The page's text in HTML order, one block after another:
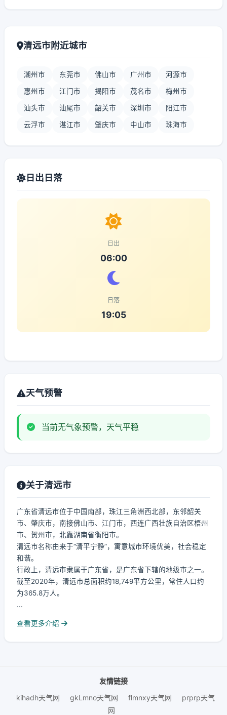
清远市附近城市
潮州市 东莞市 佛山市 广州市 河源市
惠州市 江门市 揭阳市 茂名市 梅州市
汕头市 汕尾市 韶关市 深圳市 阳江市
云浮市 湛江市 肇庆市 中山市 珠海市
日出日落
日出
06:00
日落
19:05
天气预警
当前无气象预警，天气平稳
关于清远市
广东省清远市位于中国南部，珠江三角洲西北部，东邻韶关
市、肇庆市，南接佛山市、江门市，西连广西壮族自治区梧州
市、贺州市，北靠湖南省衡阳市。
清远市名称由来于“清平宁静”，寓意城市环境优美，社会稳定
和谐。
行政上，清远市隶属于广东省，是广东省下辖的地级市之一。
截至2020年，清远市总面积约18,749平方公里，常住人口约
为365.8万人。
...
查看更多介绍
友情链接
kihadh天气网
gkLmno天气网 flmnxy天气网
prprp天气
网